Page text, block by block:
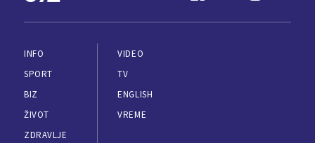
INFO
SPORT
BIZ
ŽIVOT
ZDRAVLJE
VIDEO
TV
ENGLISH
VREME